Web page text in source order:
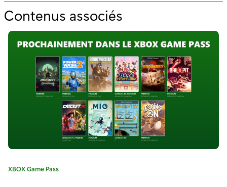
Contenus associés
o
u
r
"
L
e
s
C
XBOX Game Pass